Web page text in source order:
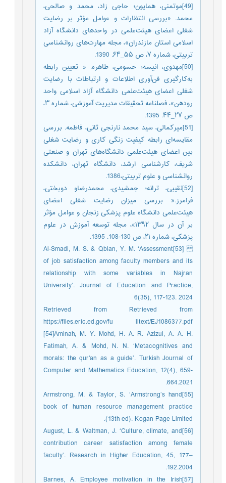
[49]موتمنی، همایون؛ حاجی زاد، محمد و صالحی،
محمد. «بررسی انتظارات و عوامل مؤثر بر رضایت
شغلی اعضای هیئت‌علمی در واحدهای دانشگاه آزاد
اسلامی استان مازندران»، مجله مهارت‌های روانشناسی
تربیتی، شماره ۷، ص ۵۵_۶۴. 1390.
[50]مهدوی، انیسه؛ حسومی، طاهره. « تعیین رابطه
به‌کارگیری فن‌آوری اطلاعات و ارتباطات با رضایت
شغلی اعضای هیئت‌علمی دانشگاه آزاد اسلامی واحد
رودهن»، فصلنامه تحقیقات مدیریت آموزشی، شماره ۳،
ص ۲۷_۴۴. 1395.
[51]میرکمالی، سید محمد نارنجی ثانی، فاطمه. بررسی
مقایسه‌ای رابطه کیفیت زنگی کاری و رضایت شغلی
بین اعضای هیئت‌علمی دانشگاه‌های تهران و صنعتی
شریف، کارشناسی ارشد، دانشگاه تهران، دانشکده
روانشناسی و علوم تربیتی،1386.
[52]نقیبی، ترانه؛ جمشیدی، محمدرضاو دوبختی،
فرامرز.« بررسی میزان رضایت شغلی اعضای
هیئت‌علمی دانشگاه علوم پزشکی زنجان و عوامل مؤثر
بر آن در سال ۱۳۹۲»، مجله توسعه آموزش در علوم
پزشکی، شماره ۲۱، ص 130-108. 1395.
[53]Al-Smadi, M. S. & Qblan, Y. M. ‘Assessment
of job satisfaction among faculty members and its
relationship with some variables in Najran
University’. Journal of Education and Practice,
6(35), 117-123. 2024
Retrieved from Retrieved from
https://files.eric.ed.gov/fu lltext/EJ1086377.pdf
[54]Aminah, M. Y. Mohd, H. A. R. Azizul, A. A. H.
Fatimah, A. & Mohd, N. N. ‘Metacognitives and
morals: the qur'an as a guide’. Turkish Journal of
Computer and Mathematics Education, 12(4), 659-
664.2021.
[55]Armstrong, M. & Taylor, S. ‘Armstrong’s hand
book of human resource management practice
(13th ed). Kogan Page Limited.
[56]August, L. & Waltman, J. ‘Culture, climate, and
contribution career satisfaction among female
faculty’. Research in Higher Education, 45, 177–
192.2004.
[57]Barnes, A. Employee motivation in the Irish